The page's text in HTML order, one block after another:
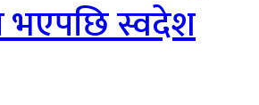
भएपछि स्वदेश